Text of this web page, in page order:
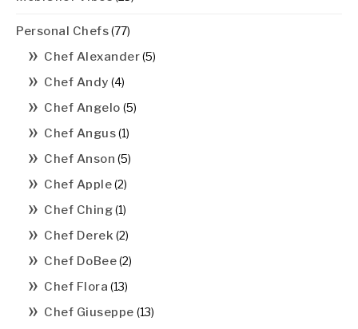
Personal Chefs(77)
Chef Alexander(5)
Chef Andy (4)
Chef Angelo (5)
Chef Angus(1)
Chef Anson (5)
Chef Apple(2)
Chef Ching(1)
Chef Derek (2)
Chef DoBee(2)
Chef Flora (13)
Chef Giuseppe (13)